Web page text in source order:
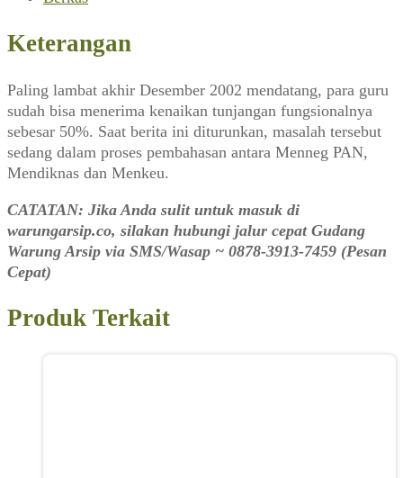
No.
6793,
Juli
2002)
Keterangan
Paling lambat akhir Desember 2002 mendatang, para guru
sudah bisa menerima kenaikan tunjangan fungsionalnya
sebesar 50%. Saat berita ini diturunkan, masalah tersebut
sedang dalam proses pembahasan antara Menneg PAN,
Mendiknas dan Menkeu.
CATATAN: Jika Anda sulit untuk masuk di
warungarsip.co, silakan hubungi jalur cepat Gudang
Warung Arsip via SMS/Wasap ~ 0878-3913-7459 (Pesan
Cepat)
Produk Terkait